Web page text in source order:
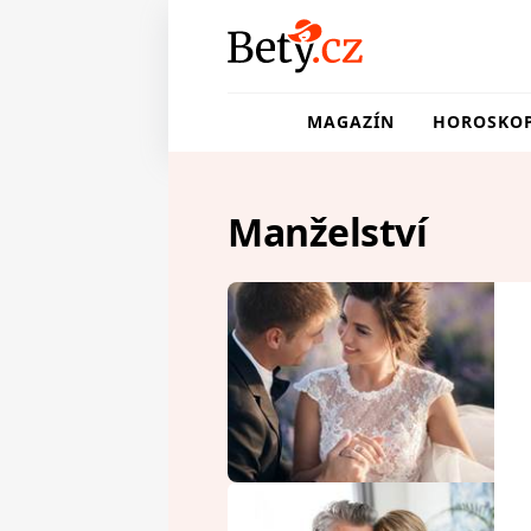
MAGAZÍN
Manželství